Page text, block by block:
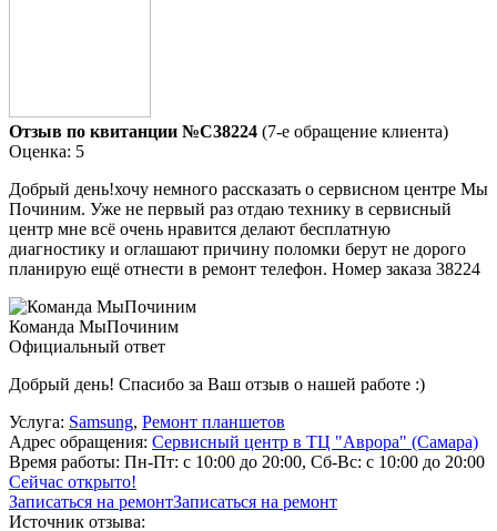
Отзыв по квитанции №C38224 (7-е обращение клиента)
Оценка: 5
Добрый день!хочу немного рассказать о сервисном центре Мы
Починим. Уже не первый раз отдаю технику в сервисный
центр мне всё очень нравится делают бесплатную
диагностику и оглашают причину поломки берут не дорого
планирую ещё отнести в ремонт телефон. Номер заказа 38224
Команда МыПочиним
Официальный ответ
Добрый день! Спасибо за Ваш отзыв о нашей работе :)
Услуга: Samsung, Ремонт планшетов
Адрес обращения: Сервисный центр в ТЦ "Аврора" (Самара)
Время работы: Пн-Пт: с 10:00 до 20:00, Сб-Вс: с 10:00 до 20:00
Сейчас открыто!
Записаться на ремонтЗаписаться на ремонт
Источник отзыва: